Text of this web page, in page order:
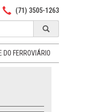
(71) 3505-1263
DO FERROVIÁRIO